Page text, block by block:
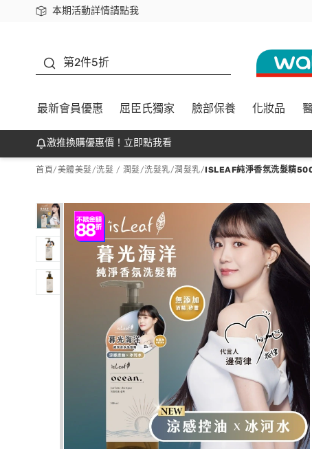
本期活動詳情請點我
下載app最高回饋$350
第2件5折
最新會員優惠 屈臣氏獨家 臉部保養 化妝品
激推換購優惠價！立即點我看
首頁/美體美髮/洗髮 / 潤髮/洗髮乳/潤髮乳/ISLEAF純淨香氛洗髮精